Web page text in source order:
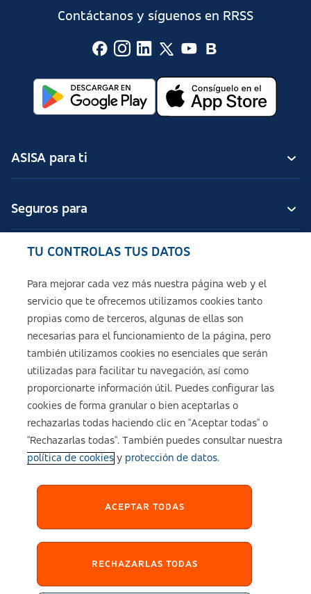
Contáctanos y síguenos en RRSS
ASISA para ti
Seguros para
Seguros de ASISA
Sobre ASISA
Política de cookies
Configuración de cookies
Política de Privacidad
Accesibilidad
Sistema Interno de Información
TU CONTROLAS TUS DATOS
Para mejorar cada vez más nuestra página web y el
servicio que te ofrecemos utilizamos cookies tanto
propias como de terceros, algunas de ellas son
necesarias para el funcionamiento de la página, pero
también utilizamos cookies no esenciales que serán
utilizadas para facilitar tu navegación, así como
proporcionarte información útil. Puedes configurar las
cookies de forma granular o bien aceptarlas o
rechazarlas todas haciendo clic en "Aceptar todas" o
"Rechazarlas todas". También puedes consultar nuestra
política de cookiesy protección de datos.
RECHAZARLAS TODAS
ACEPTAR TODAS